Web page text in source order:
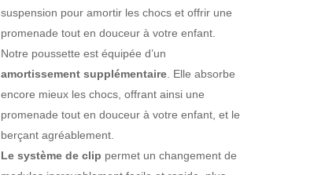
suspension pour amortir les chocs et offrir une
promenade tout en douceur à votre enfant.
Notre poussette est équipée d’un
amortissement supplémentaire. Elle absorbe
encore mieux les chocs, offrant ainsi une
promenade tout en douceur à votre enfant, et le
berçant agréablement.
Le système de clip permet un changement de